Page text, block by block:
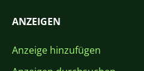
ANZEIGEN
Anzeige hinzufügen